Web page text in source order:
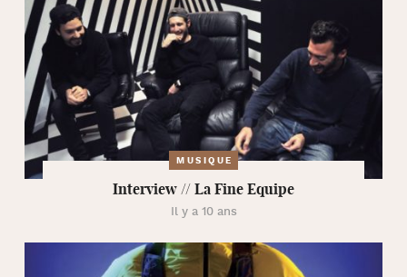
MUSIQUE
Interview // La Fine Equipe
Il y a 10 ans